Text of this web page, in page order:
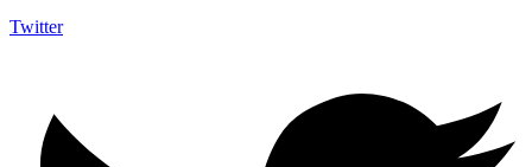
Twitter